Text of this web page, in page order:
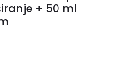
+ 50 ml